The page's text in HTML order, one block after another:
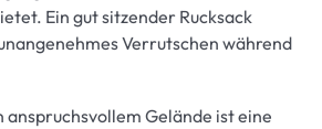
Ein gut sitzender Rucksack
Verrutschen während
Gelände ist eine